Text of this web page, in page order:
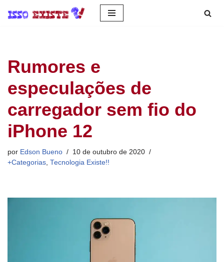
conteúdo
Rumores e
especulações de
carregador sem fio do
iPhone 12
por Edson Bueno
10 de outubro de 2020
+Categorias, Tecnologia Existe!!